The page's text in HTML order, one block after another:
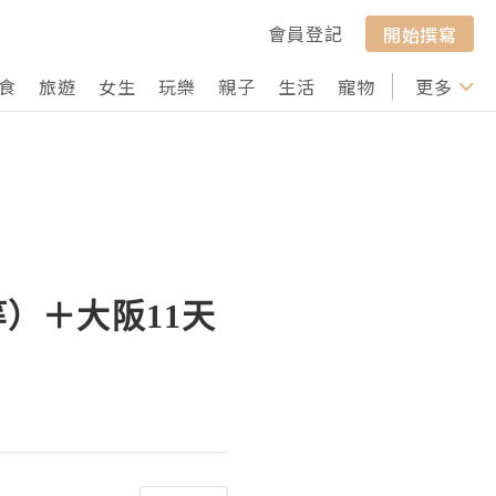
會員登記
開始撰寫
旅遊 女生 玩樂 親子 生活 寵物 行山 打卡
更多
＋大阪11天